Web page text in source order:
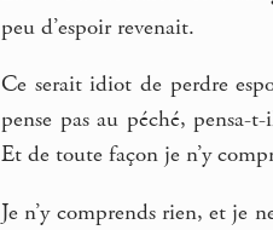
peu d’espoir revenait.
Ce serait idiot de perdre
pense pas au péché, pensa-
Et de toute façon je n’y
Je n’y comprends rien, et je